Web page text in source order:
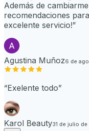
Además de
recomendaciones
excelente servicio!”
Agustina Muñoz6 de
“Exelente todo”
Karol Beauty31 de julio